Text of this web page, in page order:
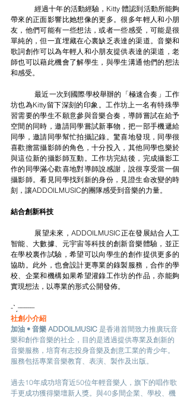
	經過十年的活動經驗，Kitty 體認到活動所能夠
帶來的正面影響比她想像的更多。很多年輕人和小朋
友，他們可能有一些想法，或者一些感受，可能是很
單純的，但一直埋藏在心裏缺乏表達的渠道。音樂和
歌詞創作可以為年輕人和小朋友提供表達的渠道，老
師也可以藉此機會了解學生，與學生溝通他們的想法
和感受。
最近一次到國際學校舉辦的「極速合奏」工作
坊也為Kitty留下深刻的印象。工作坊上一名有特殊學
習需要的學生不願意參與音樂合奏，導師嘗試在給予
空間的同時，邀請同學嘗試新事物，把一部手機遞給
同學，邀請同學幫忙拍攝記錄。驚喜地發現，同學很
喜歡擔當攝影師的角色，十分投入，其他同學也樂於
與這位新的攝影師互動。工作坊完結後，完成攝影工
作的同學滿心歡喜地對導師說感謝，說很享受當一個
攝影師。看見同學找到新的身份，見證生命改變的時
刻，讓ADDOILMUSIC的團隊感受到音樂的力量。
結合創新科技
智能、大數據、元宇宙等科技的創新音樂體驗，並正
在學校裏作試驗，希望可以向學生的創作提供更多的
協助。此外，也會設計更專業的錄製服務，合作的學
校、企業和機構如果希望灌錄工作坊的作品，亦能夠
實現想法，以專業的形式公開發佈。
-ˋˏ┈┈┈┈
社創小介紹
加油 • 音樂 ADDOILMUSIC 是香港首間致力推廣玩音
樂和創作音樂的社企，目的是透過提供專業及創新的
音樂服務，培育有志投身音樂及創意工業的青少年。
服務包括專業音樂教育、表演、製作及出版。
過去10年成功培育近50位年輕音樂人，旗下的唱作歌
手更成功獲得樂壇新人獎。與40多間企業、學校、機